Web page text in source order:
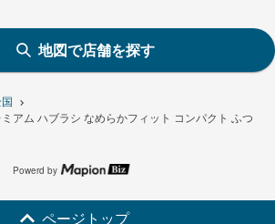
アム ハブラシ なめらかフィット コンパクト ふつ
地図で店舗を探す
Powerd by
ページトップ